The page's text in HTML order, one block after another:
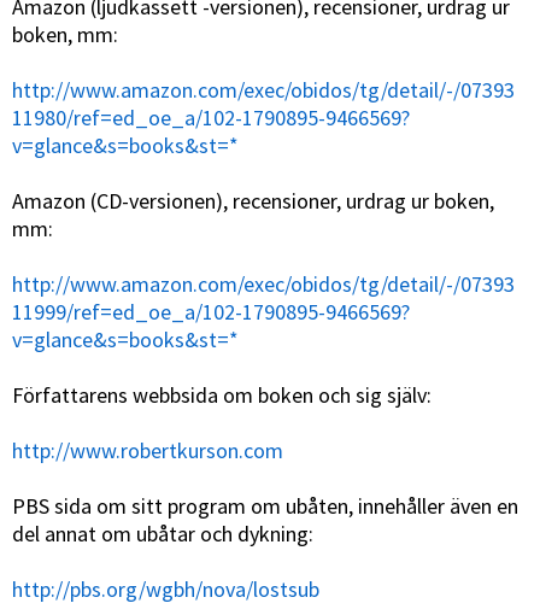
Amazon (ljudkassett -versionen), recensioner, urdrag ur
boken, mm:
http://www.amazon.com/exec/obidos/tg/detail/-/07393
11980/ref=ed_oe_a/102-1790895-9466569?
v=glance&s=books&st=*
Amazon (CD-versionen), recensioner, urdrag ur boken,
mm:
http://www.amazon.com/exec/obidos/tg/detail/-/07393
11999/ref=ed_oe_a/102-1790895-9466569?
v=glance&s=books&st=*
Författarens webbsida om boken och sig själv:
http://www.robertkurson.com
PBS sida om sitt program om ubåten, innehåller även en
del annat om ubåtar och dykning:
http://pbs.org/wgbh/nova/lostsub